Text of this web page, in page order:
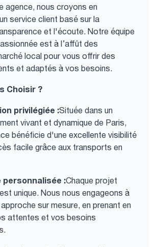
agence, nous croyons en
service client basé sur la
et l'écoute. Notre équipe
est à l’affût des
local pour vous offrir des
et adaptés à vos besoins.
Choisir ?
privilégiée :Située dans un
vivant et dynamique de Paris,
bénéficie d'une excellente visibilité
facile grâce aux transports en
personnalisée :Chaque projet
unique. Nous nous engageons à
sur mesure, en prenant en
attentes et vos besoins